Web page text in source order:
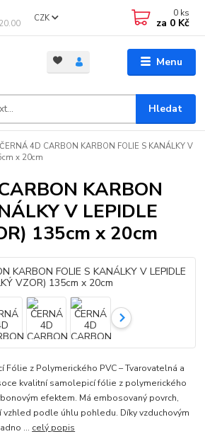
Menu
CZK
Hledat
0 ks
za 0 Kč
ČERNÁ 4D CARBON KARBON FOLIE S KANÁLKY V
x 20cm
KARBON
V LEPIDLE
135cm x 20cm
Fólie z Polymerického PVC – Tvarovatelná a
kvalitní samolepicí fólie z polymerického
efektem. Má embosovaný povrch,
vzhled podle úhlu pohledu. Díky vzduchovým
... celý popis